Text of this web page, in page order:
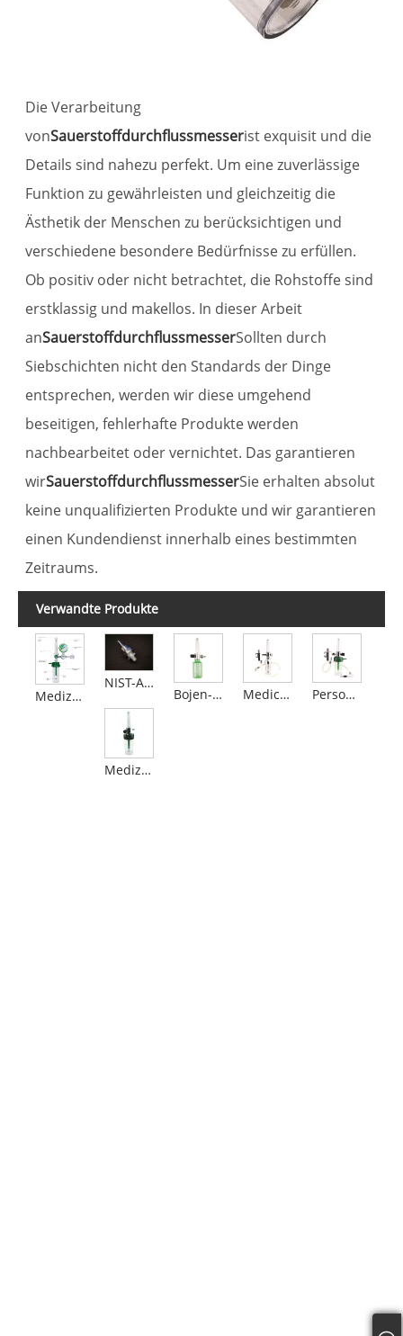
Die Verarbeitung
vonSauerstoffdurchflussmesserist exquisit und die
Details sind nahezu perfekt. Um eine zuverlässige
Funktion zu gewährleisten und gleichzeitig die
Ästhetik der Menschen zu berücksichtigen und
verschiedene besondere Bedürfnisse zu erfüllen.
Ob positiv oder nicht betrachtet, die Rohstoffe sind
erstklassig und makellos. In dieser Arbeit
anSauerstoffdurchflussmesserSollten durch
Siebschichten nicht den Standards der Dinge
entsprechen, werden wir diese umgehend
beseitigen, fehlerhafte Produkte werden
nachbearbeitet oder vernichtet. Das garantieren
wirSauerstoffdurchflussmesserSie erhalten absolut
keine unqualifizierten Produkte und wir garantieren
einen Kundendienst innerhalb eines bestimmten
Zeitraums.
Verwandte Produkte
Medizinischer Sauerstoffdurchflussmesser
NIST-Anschluss
Bojen-Sauerstoffinhalator mit kontrolliertem Sauerstofffluss Medical Tower-Sauerstoffinhalatoren Personalisierter Turm-Sauerstoffinhalator
Medizinischer Sauerstoffregler